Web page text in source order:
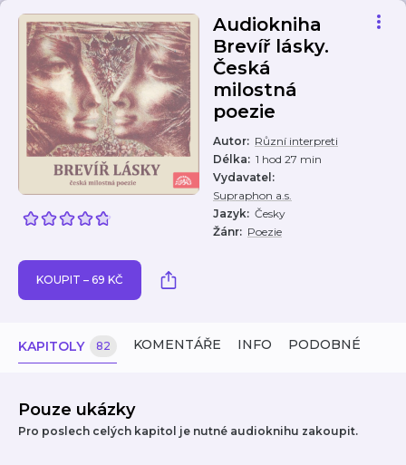
Audiokniha
Brevíř lásky.
Česká
milostná
poezie
Autor: Různí interpreti
Délka: 1 hod 27 min
Vydavatel :
Supraphon a.s.
Jazyk: Česky
Žánr: Poezie
KOUPIT – 69 KČ
KAPITOLY 82 KOMENTÁŘE INFO PODOBNÉ
Pouze ukázky
Pro poslech celých kapitol je nutné audioknihu zakoupit.